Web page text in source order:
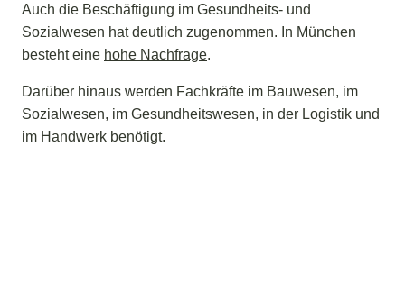
Auch die Beschäftigung im Gesundheits- und
Sozialwesen hat deutlich zugenommen. In München
besteht eine hohe Nachfrage.
Darüber hinaus werden Fachkräfte im Bauwesen, im
Sozialwesen, im Gesundheitswesen, in der Logistik und
im Handwerk benötigt.